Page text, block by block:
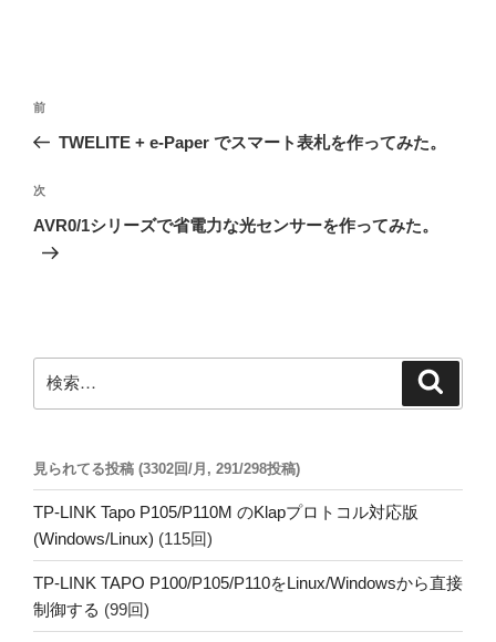
投
ナ
ビ
ゲ
ー
前
の
稿
前
TWELITE + e-Paper でスマート表札を作ってみた。
次
の
次
AVR0/1シリーズで省電力な光センサーを作ってみた。
索:
見られてる投稿 (3302回/月, 291/298投稿)
TP-LINK Tapo P105/P110M のKlapプロトコル対応版
(Windows/Linux) (115回)
TP-LINK TAPO P100/P105/P110をLinux/Windowsから直接
制御する (99回)